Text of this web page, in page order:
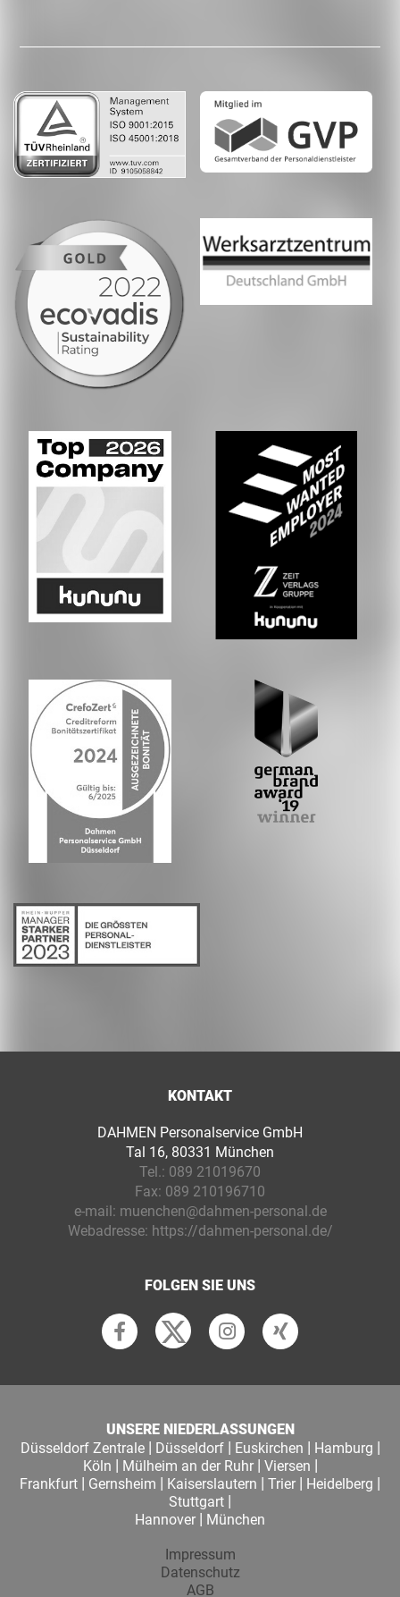
KONTAKT
DAHMEN Personalservice GmbH
Tal 16, 80331 München
Tel.: 089 21019670
Fax: 089 210196710
e-mail: muenchen@dahmen-personal.de
Webadresse: https://dahmen-personal.de/
FOLGEN SIE UNS
UNSERE NIEDERLASSUNGEN
Düsseldorf Zentrale| Düsseldorf| Euskirchen | Hamburg |
Köln | Mülheim an der Ruhr| Viersen |
Frankfurt | Gernsheim | Kaiserslautern | Trier | Heidelberg |
Stuttgart |
Hannover | München
Impressum
Datenschutz
AGB